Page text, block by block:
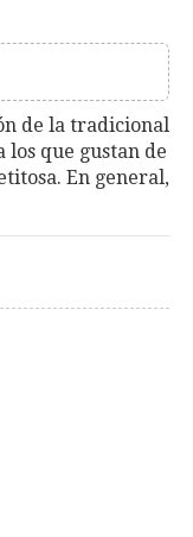
de la tradicional
que gustan de
En general,